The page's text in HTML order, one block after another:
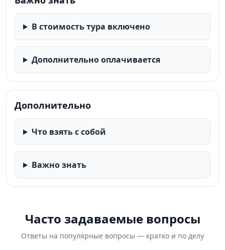
В стоимость тура включено
Дополнительно оплачивается
Дополнительно
Что взять с собой
Важно знать
Часто задаваемые вопросы
Ответы на популярные вопросы — кратко и по делу